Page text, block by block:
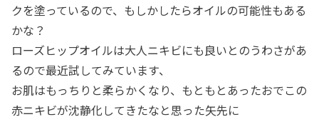
クを塗っているので、もしかしたらオイルの可能性もある
かな？
ローズヒップオイルは大人ニキビにも良いとのうわさがあ
るので最近試してみています、
お肌はもっちりと柔らかくなり、もともとあったおでこの
赤ニキビが沈静化してきたなと思った矢先に